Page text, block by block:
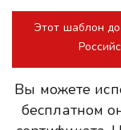
Этот шаблон
Вы можете
бесплатном